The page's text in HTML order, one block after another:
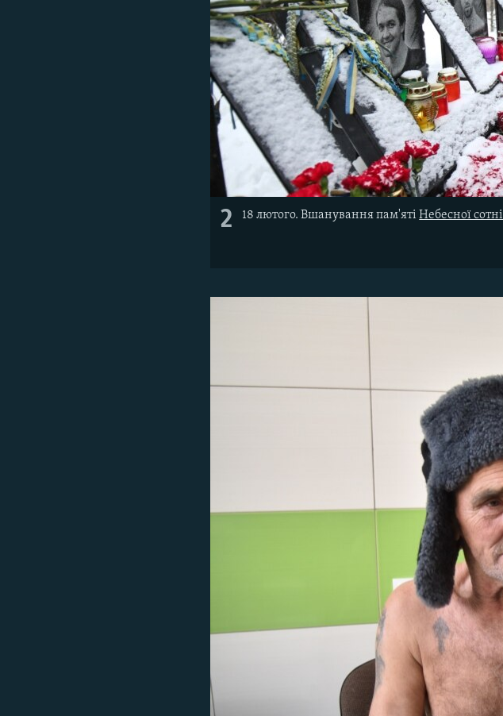
2 18 лютого. Вшанування пам'ятіНебесної сотні